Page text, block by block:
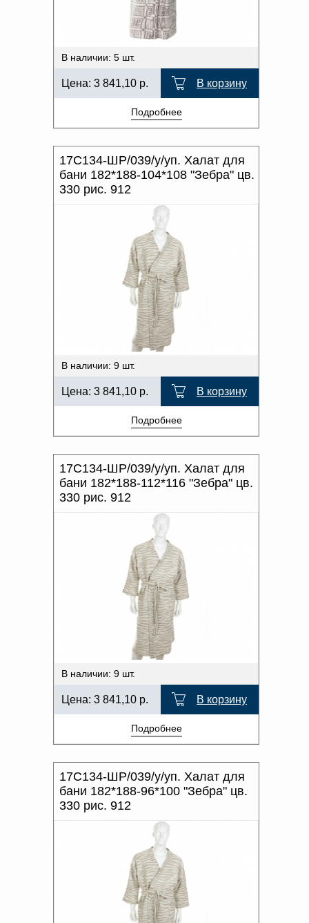
В наличии: 5 шт.
Цена: 3 841,10 р. В корзину
Подробнее
17С134-ШР/039/у/уп. Халат для
бани 182*188-104*108 "Зебра" цв.
330 рис. 912
В наличии: 9 шт.
Цена: 3 841,10 р. В корзину
Подробнее
17С134-ШР/039/у/уп. Халат для
бани 182*188-112*116 "Зебра" цв.
330 рис. 912
В наличии: 9 шт.
Цена: 3 841,10 р. В корзину
Подробнее
17С134-ШР/039/у/уп. Халат для
бани 182*188-96*100 "Зебра" цв.
330 рис. 912